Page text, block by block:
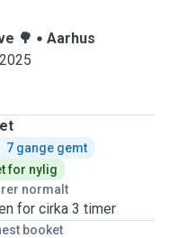
🌳
Aarhus
7 gange gemt
for nylig
normalt
for cirka 3 timer
booket